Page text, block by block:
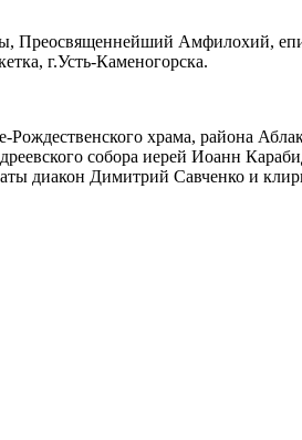
Преосвященнейший Амфилохий,
г.Усть-Каменогорска.
храма, района
собора иерей Иоанн
диакон Димитрий Савченко и